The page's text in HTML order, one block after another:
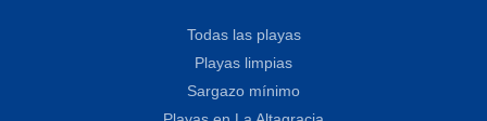
Todas las playas
Playas limpias
Sargazo mínimo